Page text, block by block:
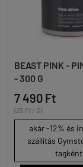
BEAST PINK -
- 300 G
7 490 Ft
(25 Ft / G)
akár -12% és
szállítás
tagként